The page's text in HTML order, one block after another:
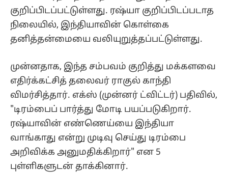
குறிப்பிடப்பட்டுள்ளது. ரஷ்யா குறிப்பிடப்படாத
நிலையில், இந்தியாவின் கொள்கை
தனித்தன்மையை வலியுறுத்தப்பட்டுள்ளது.
முன்னதாக, இந்த சம்பவம் குறித்து மக்களவை
எதிர்க்கட்சித் தலைவர் ராகுல் காந்தி
விமர்சித்தார். எக்ஸ் (முன்னர் ட்விட்டர்) பதிவில்,
"டிரம்பைப் பார்த்து மோடி பயப்படுகிறார்.
ரஷ்யாவின் எண்ணெய்யை இந்தியா
வாங்காது என்று முடிவு செய்து டிரம்பை
அறிவிக்க அனுமதிக்கிறார்" என 5
புள்ளிகளுடன் தாக்கினார்.